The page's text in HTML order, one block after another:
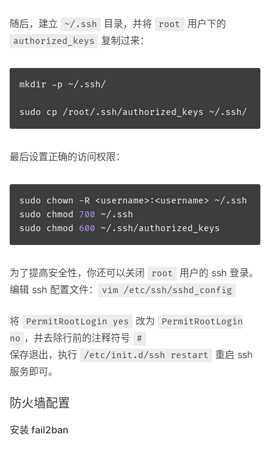
随后，建立 ~/.ssh 目录，并将 root 用户下的
authorized_keys 复制过来：
最后设置正确的访问权限：
sudo chmod 700
sudo chmod 600
为了提高安全性，你还可以关闭 root
用户的 ssh 登录。
编辑 ssh 配置文件：
vim /etc/ssh/sshd_config
将 PermitRootLogin yes 改为
PermitRootLogin
no ，并去除行前的注释符号 #
保存退出，执行 /etc/init.d/ssh restart
重启 ssh
服务即可。
防火墙配置
安装 fail2ban